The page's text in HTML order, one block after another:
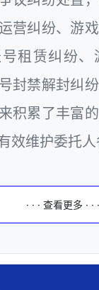
营纠纷、游
租赁纠纷、
封禁解封纠
积累了丰富
效维护委托人
· · · 查看更多 · · ·